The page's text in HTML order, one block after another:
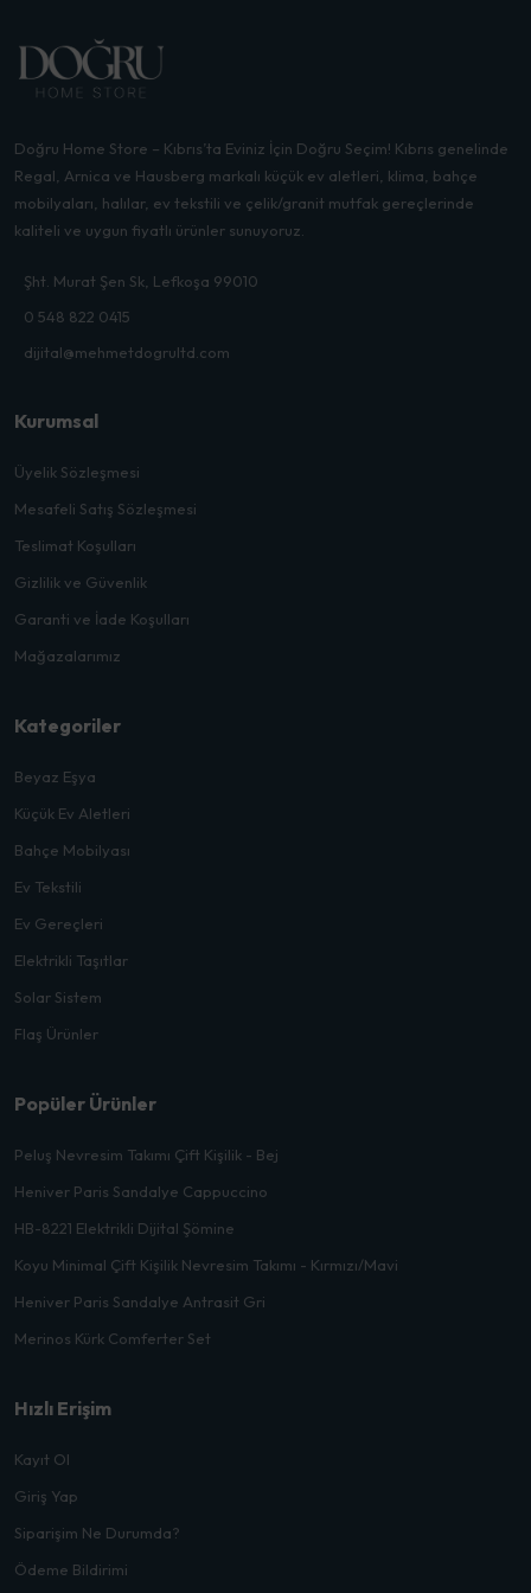
Doğru Home Store – Kıbrıs’ta Eviniz İçin Doğru Seçim! Kıbrıs genelinde
Regal, Arnica ve Hausberg markalı küçük ev aletleri, klima, bahçe
mobilyaları, halılar, ev tekstili ve çelik/granit mutfak gereçlerinde
kaliteli ve uygun fiyatlı ürünler sunuyoruz.
Şht. Murat Şen Sk, Lefkoşa 99010
0 548 822 0415
dijital@mehmetdogrultd.com
Kurumsal
Üyelik Sözleşmesi
Mesafeli Satış Sözleşmesi
Teslimat Koşulları
Gizlilik ve Güvenlik
Garanti ve İade Koşulları
Mağazalarımız
Kategoriler
Beyaz Eşya
Küçük Ev Aletleri
Bahçe Mobilyası
Ev Tekstili
Ev Gereçleri
Elektrikli Taşıtlar
Solar Sistem
Flaş Ürünler
Popüler Ürünler
Peluş Nevresim Takımı Çift Kişilik - Bej
Heniver Paris Sandalye Cappuccino
HB-8221 Elektrikli Dijital Şömine
Koyu Minimal Çift Kişilik Nevresim Takımı - Kırmızı/Mavi
Heniver Paris Sandalye Antrasit Gri
Merinos Kürk Comferter Set
Hızlı Erişim
Kayıt Ol
Giriş Yap
Siparişim Ne Durumda?
Ödeme Bildirimi